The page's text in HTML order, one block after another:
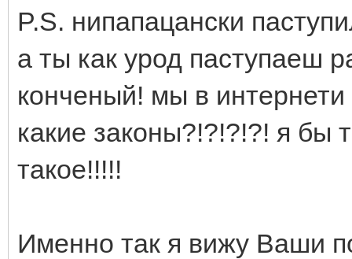
P.S. нипапацански
а ты как урод паступаеш
конченый! мы в
какие законы?!?!?!?! я бы
такое!!!!!
Именно так я вижу Ваши